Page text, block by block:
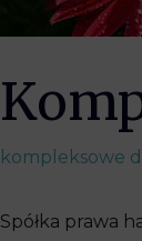
kompleksowe
Spółka prawa